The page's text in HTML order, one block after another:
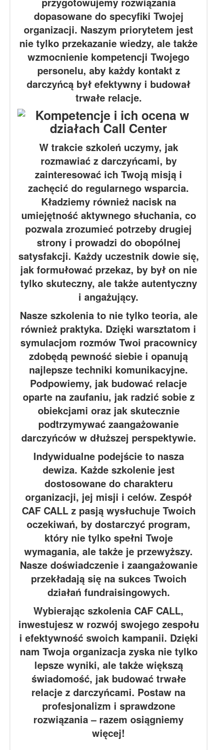
dopasowane do specyfiki Twojej
organizacji. Naszym priorytetem jest
nie tylko przekazanie wiedzy, ale także
wzmocnienie kompetencji Twojego
personelu, aby każdy kontakt z
darczyńcą był efektywny i budował
trwałe relacje.
W trakcie szkoleń uczymy, jak
rozmawiać z darczyńcami, by
zainteresować ich Twoją misją i
zachęcić do regularnego wsparcia.
Kładziemy również nacisk na
umiejętność aktywnego słuchania, co
pozwala zrozumieć potrzeby drugiej
strony i prowadzi do obopólnej
satysfakcji. Każdy uczestnik dowie się,
jak formułować przekaz, by był on nie
tylko skuteczny, ale także autentyczny
i angażujący.
Nasze szkolenia to nie tylko teoria, ale
również praktyka. Dzięki warsztatom i
symulacjom rozmów Twoi pracownicy
zdobędą pewność siebie i opanują
najlepsze techniki komunikacyjne.
Podpowiemy, jak budować relacje
oparte na zaufaniu, jak radzić sobie z
obiekcjami oraz jak skutecznie
podtrzymywać zaangażowanie
darczyńców w dłuższej perspektywie.
Indywidualne podejście to nasza
dewiza. Każde szkolenie jest
dostosowane do charakteru
organizacji, jej misji i celów. Zespół
CAF CALL z pasją wysłuchuje Twoich
oczekiwań, by dostarczyć program,
który nie tylko spełni Twoje
wymagania, ale także je przewyższy.
Nasze doświadczenie i zaangażowanie
przekładają się na sukces Twoich
działań fundraisingowych.
Wybierając szkolenia CAF CALL,
inwestujesz w rozwój swojego zespołu
i efektywność swoich kampanii. Dzięki
nam Twoja organizacja zyska nie tylko
lepsze wyniki, ale także większą
świadomość, jak budować trwałe
relacje z darczyńcami. Postaw na
profesjonalizm i sprawdzone
rozwiązania – razem osiągniemy
więcej!